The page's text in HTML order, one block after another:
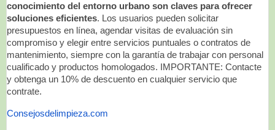
conocimiento del entorno urbano son claves para ofrecer
soluciones eficientes. Los usuarios pueden solicitar
presupuestos en línea, agendar visitas de evaluación sin
compromiso y elegir entre servicios puntuales o contratos de
mantenimiento, siempre con la garantía de trabajar con personal
cualificado y productos homologados. IMPORTANTE: Contacte
y obtenga un 10% de descuento en cualquier servicio que
contrate.
Consejosdelimpieza.com